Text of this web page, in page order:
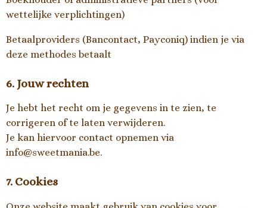
wettelijke verplichtingen)
Betaalproviders (Bancontact, Payconiq) indien je via
deze methodes betaalt
6. Jouw rechten
Je hebt het recht om je gegevens in te zien, te
corrigeren of te laten verwijderen.
Je kan hiervoor contact opnemen via
info@sweetmania.be.
7. Cookies